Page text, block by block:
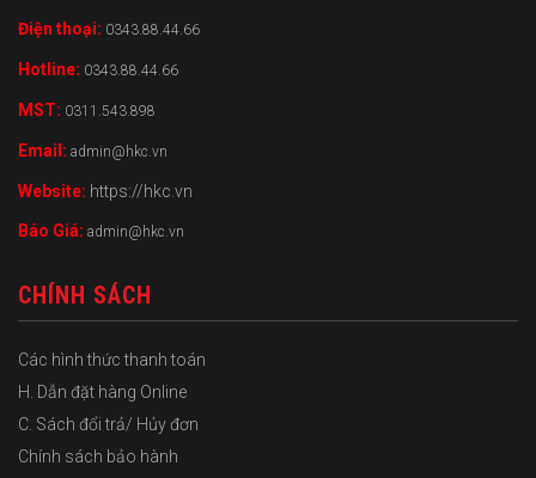
Điện thoại: 0343.88.44.66
Hotline: 0343.88.44.66
MST: 0311.543.898
Email: admin@hkc.vn
Website: https://hkc.vn
Báo Giá: admin@hkc.vn
CHÍNH SÁCH
Các hình thức thanh toán
H. Dẫn đặt hàng Online
C. Sách đổi trả/ Hủy đơn
Chính sách bảo hành